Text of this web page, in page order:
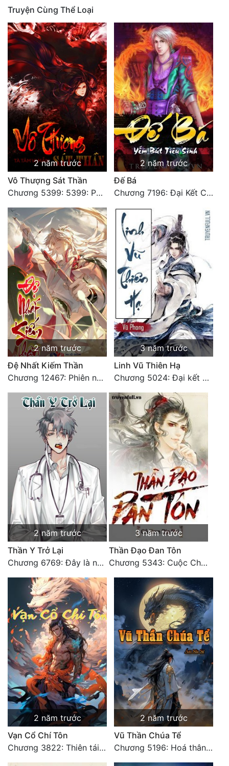
Truyện Cùng Thể Loại
2 năm trước
Vô Thượng Sát Thần
Chương 5399: 5399: Phá giải
2 năm trước
Đế Bá
Chương 7196: Đại Kết Cục
2 năm trước
Đệ Nhất Kiếm Thần
Chương 12467: Phiên ngoại 20: Sinh nhật vui vẻ - Hoàn
3 năm trước
Linh Vũ Thiên Hạ
Chương 5024: Đại kết cục
2 năm trước
Thần Y Trở Lại
Chương 6769: Đây là nơi nào?
3 năm trước
Thần Đạo Đan Tôn
Chương 5343: Cuộc Chiến Cấp Thứ Nhất
2 năm trước
Vạn Cổ Chí Tôn
Chương 3822: Thiên tái phong vân một tiếng cười
2 năm trước
Vũ Thần Chúa Tể
Chương 5196: Hoá thân hắc ám